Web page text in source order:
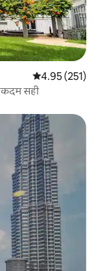
औसत रेटिंग 5 में से
4.95 (251)
सही